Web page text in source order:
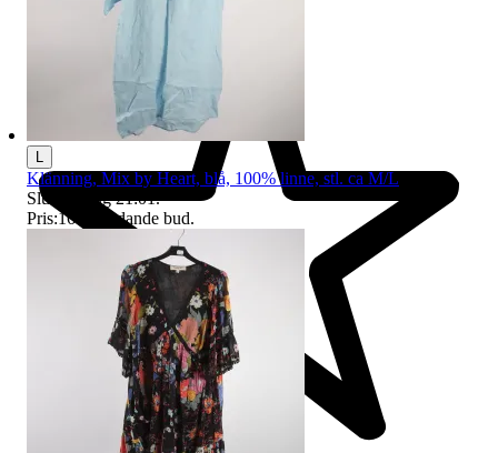
Klänning, Mix by Heart, blå, 100% linne, stl. ca M/L
Sluttid
9 aug 21:01.
Pris:16 kr Ledande bud.